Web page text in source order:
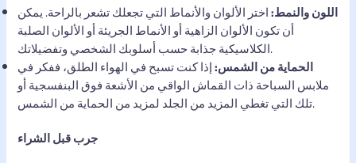
اللون والنمط:اختر الألوان والأنماط التي تجعلك تشعر بالراحة. يمكن
أن تكون الألوان الزاهية أو الأنماط الجريئة أو الألوان الصلبة
الكلاسيكية جذابة حسب أسلوبك الشخصي وتفضيلاتك.
الحماية من الشمس:إذا كنت تسبح في الهواء الطلق، ففكر في
ملابس السباحة ذات القماش الواقي من الأشعة فوق البنفسجية أو
تلك التي تغطي المزيد من الجلد لمزيد من الحماية من الشمس.
جرب قبل الشراء